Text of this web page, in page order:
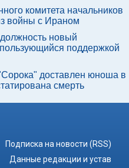
комитета начальников
войны с Ираном
новый
поддержкой
доставлен юноша в
смерть
Подписка на новости (RSS)
Данные редакции и устав